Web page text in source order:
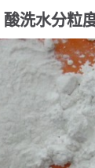
洗水分粒